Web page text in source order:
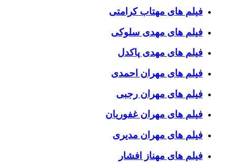
فیلم های مهتاب کرامتی
فیلم های مهدی سلوکی
فیلم های مهدی پاکدل
فیلم های مهران احمدی
فیلم های مهران رجبی
فیلم های مهران غفوریان
فیلم های مهران مدیری
فیلم های مهناز افشار